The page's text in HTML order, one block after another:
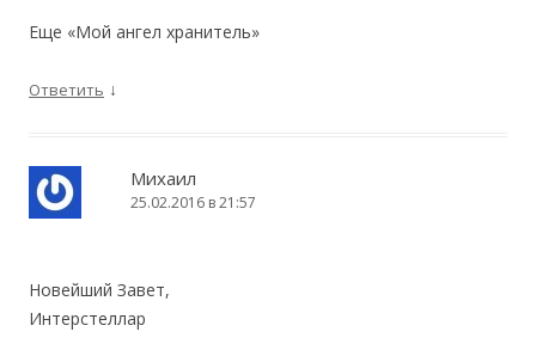
Еще «Мой ангел хранитель»
Ответить ↓
Михаил
25.02.2016 в 21:57
Новейший Завет,
Интерстеллар